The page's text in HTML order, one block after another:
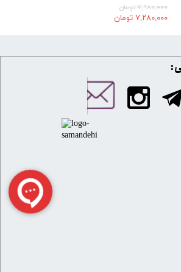
۷,۹۸۰,۰۰۰ تومان
۷,۲۸۰,۰۰۰ تومان